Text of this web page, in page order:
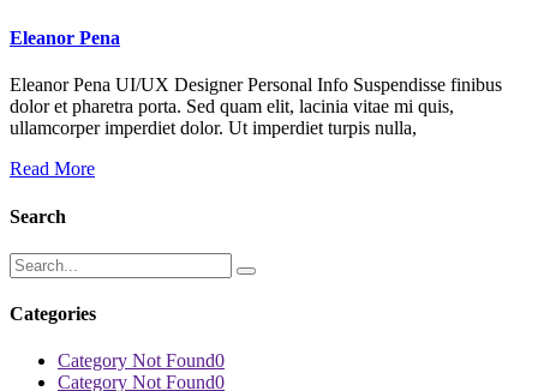
Eleanor Pena
Eleanor Pena UI/UX Designer Personal Info Suspendisse finibus
dolor et pharetra porta. Sed quam elit, lacinia vitae mi quis,
ullamcorper imperdiet dolor. Ut imperdiet turpis nulla,
Read More
Search
Categories
Category Not Found0
Category Not Found0